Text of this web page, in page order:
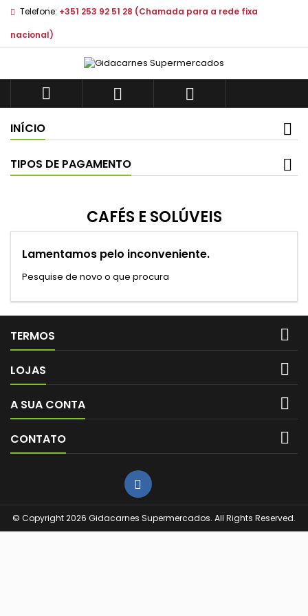
Telefone: +351 253 92 51 28 (Chamada para a rede fixa
nacional)
  
INÍCIO
TIPOS DE PAGAMENTO
CAFÉS E SOLÚVEIS
Lamentamos pelo inconveniente.
Pesquise de novo o que procura
TERMOS 
LOJAS 
A SUA CONTA 
CONTATO 
© Copyright 2026 Gidacarnes Supermercados. All Rights Reserved.